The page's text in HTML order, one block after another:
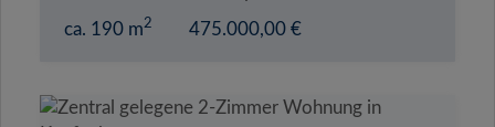
ca. 190 m2
475.000,00 €